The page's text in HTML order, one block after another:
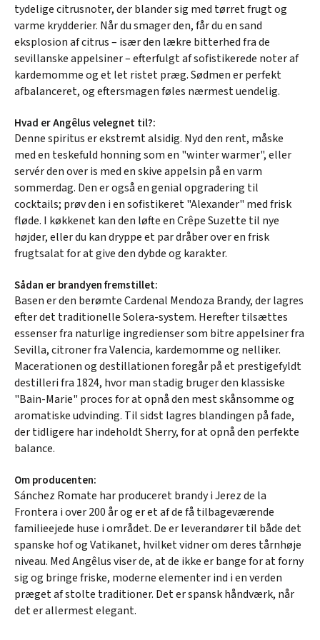
tydelige citrusnoter, der blander sig med tørret frugt og
varme krydderier. Når du smager den, får du en sand
eksplosion af citrus – især den lækre bitterhed fra de
sevillanske appelsiner – efterfulgt af sofistikerede noter af
kardemomme og et let ristet præg. Sødmen er perfekt
afbalanceret, og eftersmagen føles nærmest uendelig.
Hvad er Angêlus velegnet til?:
Denne spiritus er ekstremt alsidig. Nyd den rent, måske
med en teskefuld honning som en "winter warmer", eller
servér den over is med en skive appelsin på en varm
sommerdag. Den er også en genial opgradering til
cocktails; prøv den i en sofistikeret "Alexander" med frisk
fløde. I køkkenet kan den løfte en Crêpe Suzette til nye
højder, eller du kan dryppe et par dråber over en frisk
frugtsalat for at give den dybde og karakter.
Sådan er brandyen fremstillet:
Basen er den berømte Cardenal Mendoza Brandy, der lagres
efter det traditionelle Solera-system. Herefter tilsættes
essenser fra naturlige ingredienser som bitre appelsiner fra
Sevilla, citroner fra Valencia, kardemomme og nelliker.
Macerationen og destillationen foregår på et prestigefyldt
destilleri fra 1824, hvor man stadig bruger den klassiske
"Bain-Marie" proces for at opnå den mest skånsomme og
aromatiske udvinding. Til sidst lagres blandingen på fade,
der tidligere har indeholdt Sherry, for at opnå den perfekte
balance.
Om producenten:
Sánchez Romate har produceret brandy i Jerez de la
Frontera i over 200 år og er et af de få tilbageværende
familieejede huse i området. De er leverandører til både det
spanske hof og Vatikanet, hvilket vidner om deres tårnhøje
niveau. Med Angêlus viser de, at de ikke er bange for at forny
sig og bringe friske, moderne elementer ind i en verden
præget af stolte traditioner. Det er spansk håndværk, når
det er allermest elegant.